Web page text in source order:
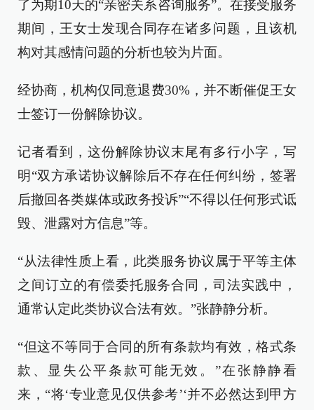
了为期10天的“亲密关系咨询服务”。在接受服务
期间，王女士发现合同存在诸多问题，且该机
构对其感情问题的分析也较为片面。
经协商，机构仅同意退费30%，并不断催促王女
士签订一份解除协议。
记者看到，这份解除协议末尾有多行小字，写
明“双方承诺协议解除后不存在任何纠纷，签署
后撤回各类媒体或政务投诉”“不得以任何形式诋
毁、泄露对方信息”等。
“从法律性质上看，此类服务协议属于平等主体
之间订立的有偿委托服务合同，司法实践中，
通常认定此类协议合法有效。”张静静分析。
“但这不等同于合同的所有条款均有效，格式条
款、显失公平条款可能无效。”在张静静看
来，“将‘专业意见仅供参考’‘并不必然达到甲方